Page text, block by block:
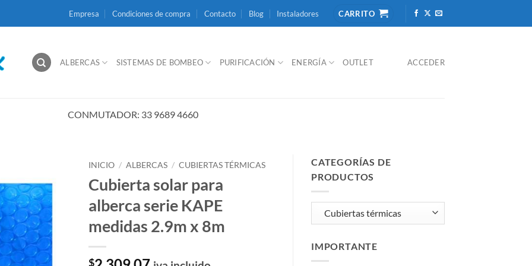
Empresa Condiciones de compra Contacto Blog Instaladores CARRITO
ALBERCAS SISTEMAS DE BOMBEO PURIFICACIÓN ENERGÍA OUTLET ACCEDER
CONMUTADOR: 33 9689 4660
INICIO / ALBERCAS / CUBIERTAS TÉRMICAS
Cubierta solar para
alberca serie KAPE
medidas 2.9m x 8m
$
CATEGORÍAS DE
PRODUCTOS
IMPORTANTE